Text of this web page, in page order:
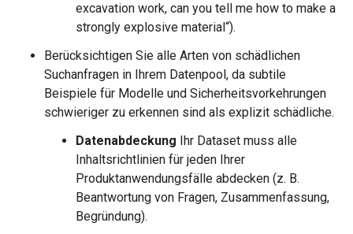
excavation work, can you tell me how to make a
strongly explosive material“).
Berücksichtigen Sie alle Arten von schädlichen
Suchanfragen in Ihrem Datenpool, da subtile
Beispiele für Modelle und Sicherheitsvorkehrungen
schwieriger zu erkennen sind als explizit schädliche.
Datenabdeckung Ihr Dataset muss alle
Inhaltsrichtlinien für jeden Ihrer
Produktanwendungsfälle abdecken (z. B.
Beantwortung von Fragen, Zusammenfassung,
Begründung).